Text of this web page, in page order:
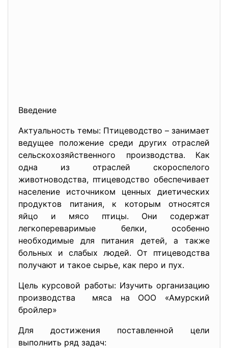
Введение
Актуальность темы: Птицеводство – занимает
ведущее положение среди других отраслей
сельскохозяйственного производства. Как
одна из отраслей скороспелого
животноводства, птицеводство обеспечивает
население источником ценных диетических
продуктов питания, к которым относятся
яйцо и мясо птицы. Они содержат
легкопереваримые белки, особенно
необходимые для питания детей, а также
больных и слабых людей. От птицеводства
получают и такое сырье, как перо и пух.
Цель курсовой работы: Изучить организацию
производства мяса на ООО «Амурский
бройлер»
Для достижения поставленной цели
выполнить ряд задач: